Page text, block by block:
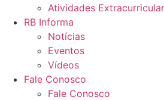
Atividades
RB Informa
Notícias
Eventos
Vídeos
Fale Conosco
Fale Conosco